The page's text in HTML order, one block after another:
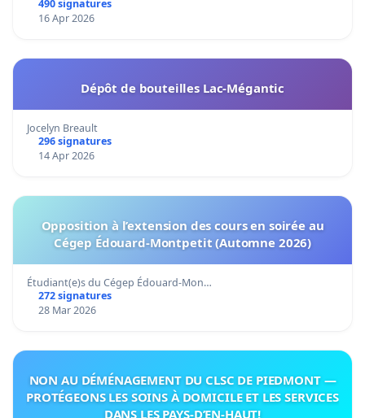
490 signatures
16 Apr 2026
Dépôt de bouteilles Lac-Mégantic
Jocelyn Breault
296 signatures
14 Apr 2026
Opposition à l’extension des cours en soirée au
Cégep Édouard-Montpetit (Automne 2026)
Étudiant(e)s du Cégep Édouard-Mon…
272 signatures
28 Mar 2026
NON AU DÉMÉNAGEMENT DU CLSC DE PIEDMONT —
PROTÉGEONS LES SOINS À DOMICILE ET LES SERVICES
DANS LES PAYS-D’EN-HAUT!